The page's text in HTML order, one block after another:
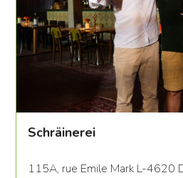
Schräinerei
115A, rue Emile Mark L-4620